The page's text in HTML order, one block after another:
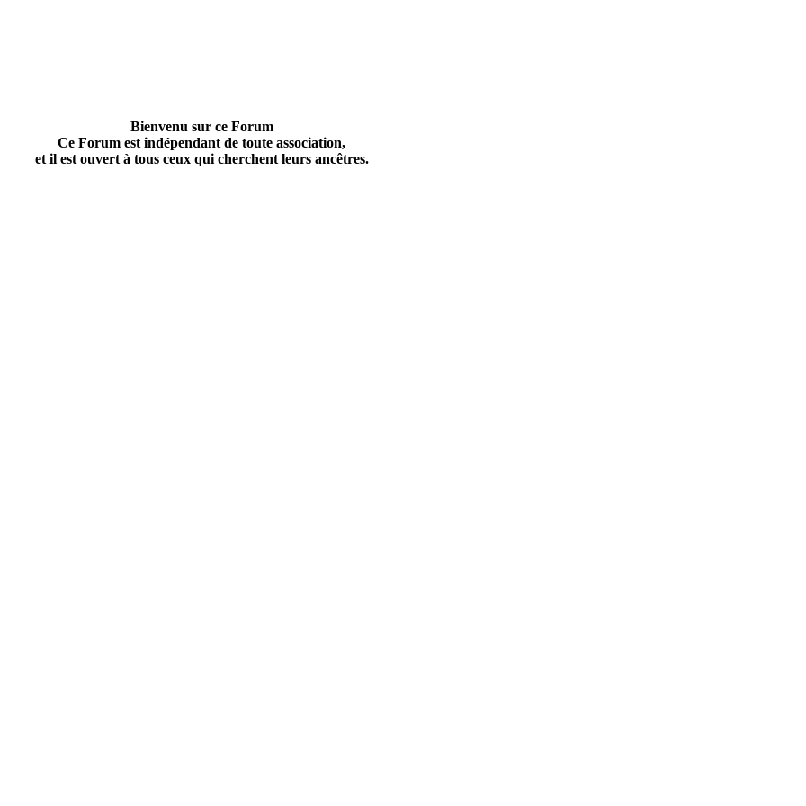
Bienvenu sur ce Forum
Ce Forum est indépendant de toute association,
et il est ouvert à tous ceux qui cherchent leurs ancêtres.